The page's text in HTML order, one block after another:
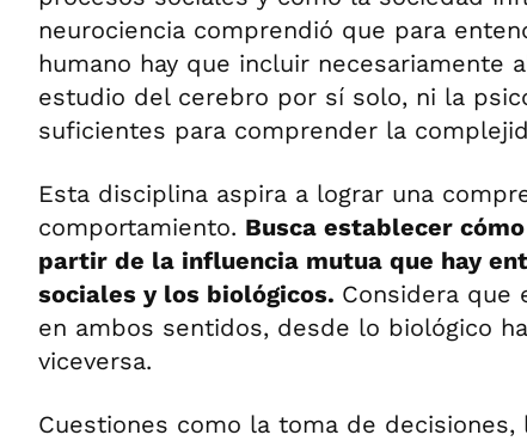
neurociencia comprendió que para
humano hay que incluir necesariamente
estudio del cerebro por sí solo, ni la
suficientes para comprender la
Esta disciplina aspira a lograr una
comportamiento. Busca establecer
partir de la influencia mutua que hay
sociales y los biológicos. Considera que
en ambos sentidos, desde lo biológico
viceversa.
Cuestiones como la toma de